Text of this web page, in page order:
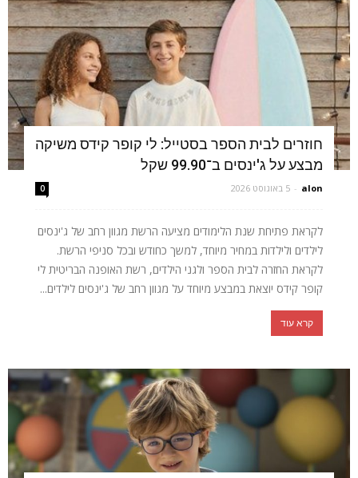
חוזרים לבית הספר בסטייל: לי קופר קידס משיקה
מבצע על ג'ינסים ב־99.90 שקל
alon
- 5 באוגוסט 2026 0
לקראת פתיחת שנת הלימודים מציעה הרשת מגוון רחב של ג'ינסים
לילדים ולילדות במחיר מיוחד, למשך כחודש ובכל סניפי הרשת.
לקראת החזרה לבית הספר ולגני הילדים, רשת האופנה הבריטית לי
קופר קידס יוצאת במבצע מיוחד על מגוון רחב של ג'ינסים לילדים...
קרא עוד